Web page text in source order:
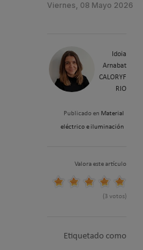
Viernes, 08 Mayo 2026
Idoia
Arnabat
CALORYF
RIO
Publicado en Material
eléctrico e iluminación
Valora este artículo
(3 votos)
Etiquetado como